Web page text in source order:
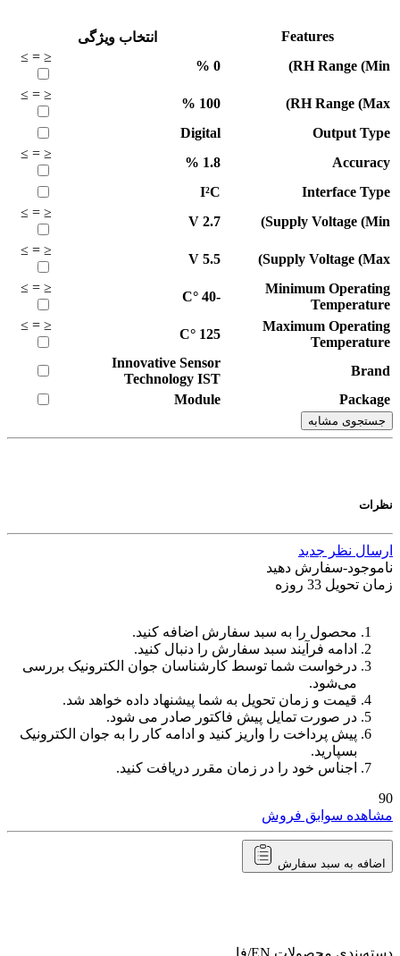
Features
انتخاب ویژگی
RH Range (Min)
0
%
≤
=
≥
RH Range (Max)
100
%
≤
=
≥
Output Type
Digital
Accuracy
1.8
%
≤
=
≥
Interface Type
I²C
Supply Voltage (Min)
2.7
V
≤
=
≥
Supply Voltage (Max)
5.5
V
≤
=
≥
Minimum Operating
Temperature
-40
°C
≤
=
≥
Maximum Operating
Temperature
125
°C
≤
=
≥
Brand
Innovative Sensor
Technology IST
Package
Module
جستجوی مشابه
نظرات
ارسال نظر جدید
ناموجود-سفارش دهید
زمان تحویل 33 روزه
محصول را به سبد سفارش اضافه کنید.
ادامه فرآیند سبد سفارش را دنبال کنید.
درخواست شما توسط کارشناسان جوان الکترونیک بررسی
می‌شود.
قیمت و زمان تحویل به شما پیشنهاد داده خواهد شد.
در صورت تمایل پیش فاکتور صادر می شود.
پیش پرداخت را واریز کنید و ادامه کار را به جوان الکترونیک
بسپارید.
اجناس خود را در زمان مقرر دریافت کنید.
90
مشاهده سوابق فروش
اضافه به سبد سفارش
دسته‌بندی محصولات EN/فا